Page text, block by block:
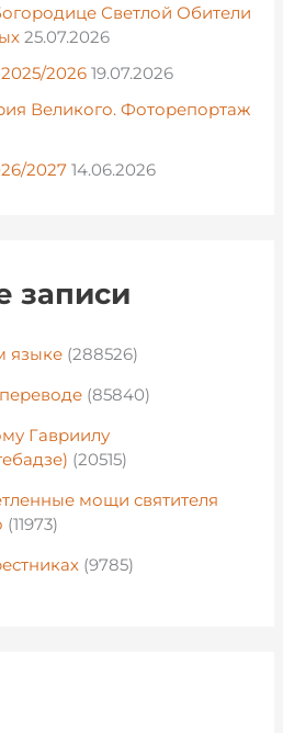
Светлой Обители
25.07.2026
2025/2026 19.07.2026
Великого. Фоторепортаж
2027 14.06.2026
записи
языке (288526)
(85840)
Гавриилу
(20515)
мощи святителя
(11973)
(9785)